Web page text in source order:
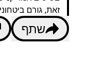
זאת, גורם
שתף